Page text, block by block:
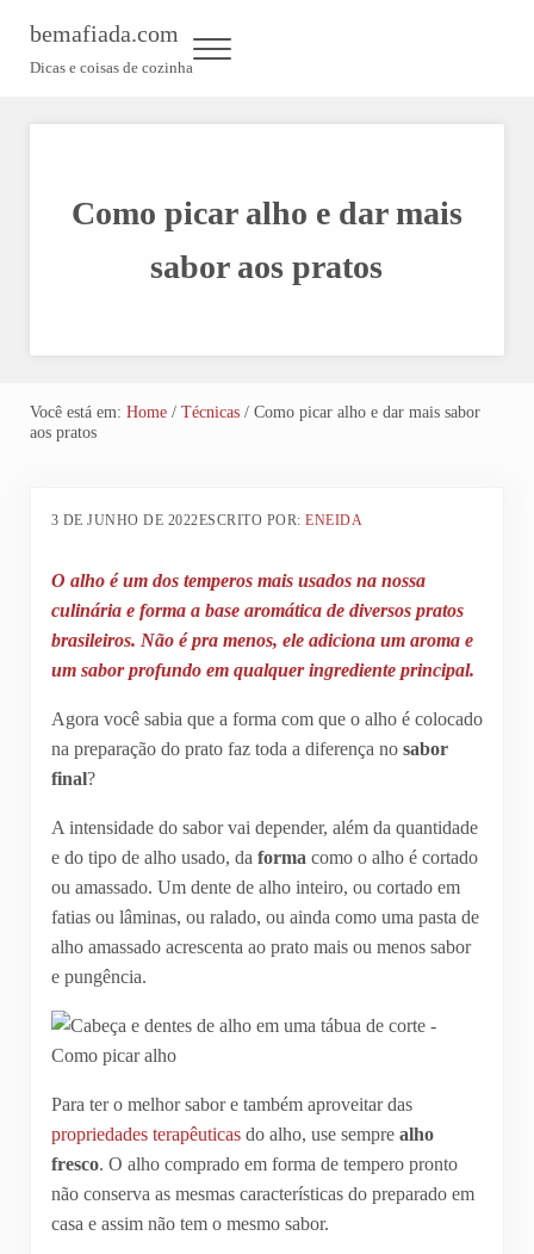
bemafiada.com
Dicas e coisas de cozinha
Menu
Como picar alho e dar mais
sabor aos pratos
Você está em: Home / Técnicas /Como picar alho e dar mais sabor
aos pratos
3 DE JUNHO DE 2022ESCRITO POR:ENEIDA
O alho é um dos temperos mais usados na nossa
culinária e forma a base aromáticade diversos pratos
brasileiros. Não é pra menos, ele adiciona um aroma e
um sabor profundo em qualquer ingrediente principal.
Agora você sabia que a forma com que o alho é colocado
na preparação do prato faz toda a diferença no sabor
final?
A intensidade do sabor vai depender, além da quantidade
e do tipo de alho usado, da formacomo o alho é cortado
ou amassado. Um dente de alho inteiro, ou cortado em
fatias ou lâminas, ou ralado, ou ainda como uma pasta de
alho amassado acrescenta ao prato mais ou menos sabor
e pungência.
Para ter o melhor sabor e também aproveitar das
propriedades terapêuticasdo alho, use sempre alho
fresco. O alho comprado em forma de tempero pronto
não conserva as mesmas características do preparado em
casa e assim não tem o mesmo sabor.